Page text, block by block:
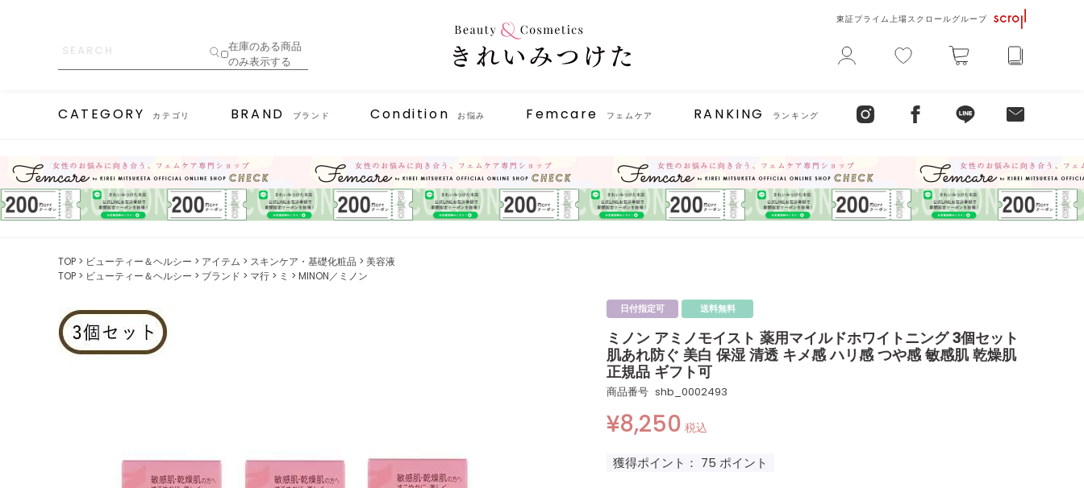
在庫のある商品
のみ表示する
東証プライム上場スクロールグループ
CATEGORY カテゴリ BRAND ブランド Condition お悩み Femcare フェムケア RANKING ランキング
TOP ビューティー＆ヘルシー アイテム スキンケア・基礎化粧品
美容液
TOP
ビューティー＆ヘルシー ブランド マ行 ミ MINON／ミノン
日付指定可 送料無料
ミノン アミノモイスト 薬用マイルドホワイトニング 3個セット
肌あれ防ぐ 美白 保湿 清透 キメ感 ハリ感 つや感 敏感肌 乾燥肌
正規品 ギフト可
商品番号 shb_0002493
¥8,250 税込
獲得ポイント： 75 ポイント